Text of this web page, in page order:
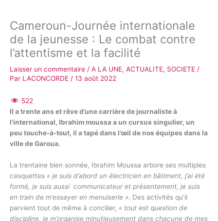
Cameroun-Journée internationale
de la jeunesse : Le combat contre
l’attentisme et la facilité
Laisser un commentaire / A LA UNE, ACTUALITE, SOCIETE /
Par LACONCORDE / 13 août 2022
522
Il a trente ans et rêve d’une carrière de journaliste à
l’international, Ibrahim moussa a un cursus singulier, un
peu touche-à-tout, il a tapé dans l’œil de nos équipes dans la
ville de Garoua.
La trentaine bien sonnée, Ibrahim Moussa arbore ses multiples
casquettes « je suis d’abord un électricien en bâtiment, j’ai été
formé, je suis aussi communicateur et présentement, je suis
en train de m’essayer en menuiserie ». Des activités qu’il
parvient tout de même à concilier, « tout est question de
discipline, je m’organise minutieusement dans chacune de mes